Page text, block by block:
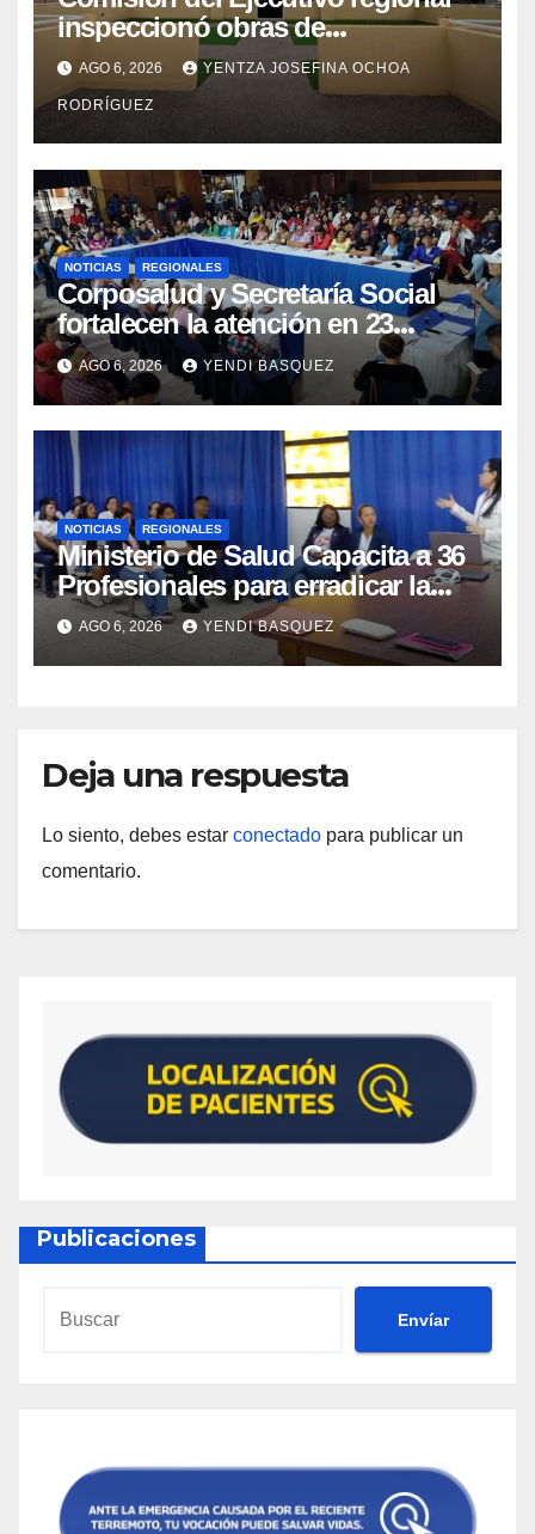
inspeccionó obras de
recuperación en la Maternidad
Integral Aragua
AGO 6, 2026 YENTZA JOSEFINA OCHOA
RODRÍGUEZ
NOTICIAS REGIONALES
Corposalud y Secretaría Social
fortalecen la atención en 23
municipios
AGO 6, 2026 YENDI BASQUEZ
NOTICIAS REGIONALES
Ministerio de Salud Capacita a 36
Profesionales para erradicar la
Tuberculosis en Yaracuy
AGO 6, 2026 YENDI BASQUEZ
Deja una respuesta
Lo siento, debes estar conectado para publicar un
comentario.
Publicaciones
Envíar